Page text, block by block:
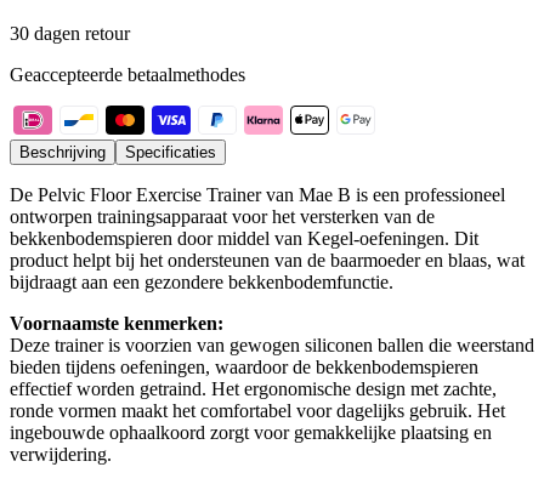
30 dagen retour
Geaccepteerde betaalmethodes
Beschrijving Specificaties
De Pelvic Floor Exercise Trainer van Mae B is een professioneel
ontworpen trainingsapparaat voor het versterken van de
bekkenbodemspieren door middel van Kegel-oefeningen. Dit
product helpt bij het ondersteunen van de baarmoeder en blaas, wat
bijdraagt aan een gezondere bekkenbodemfunctie.
Voornaamste kenmerken:
Deze trainer is voorzien van gewogen siliconen ballen die weerstand
bieden tijdens oefeningen, waardoor de bekkenbodemspieren
effectief worden getraind. Het ergonomische design met zachte,
ronde vormen maakt het comfortabel voor dagelijks gebruik. Het
ingebouwde ophaalkoord zorgt voor gemakkelijke plaatsing en
verwijdering.